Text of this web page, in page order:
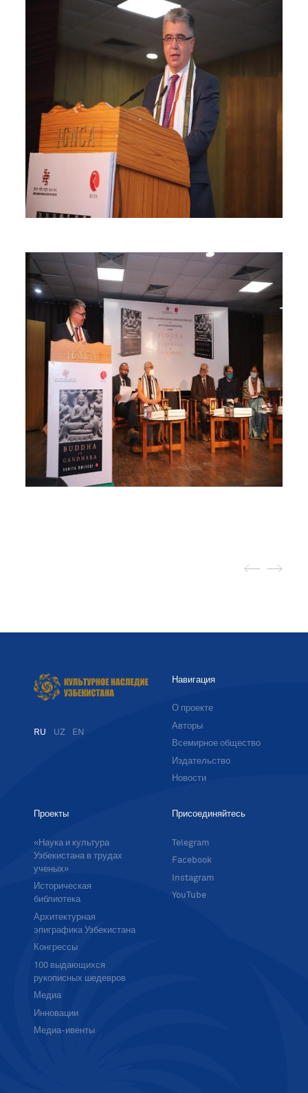
RU UZ EN
Навигация
О проекте
Авторы
Всемирное общество
Издательство
Новости
Проекты
«Наука и культура
Узбекистана в трудах
ученых»
Историческая
библиотека
Архитектурная
эпиграфика Узбекистана
Конгрессы
100 выдающихся
рукописных шедевров
Медиа
Инновации
Медиа-ивенты
Присоединяйтесь
Telegram
Facebook
Instagram
YouTube